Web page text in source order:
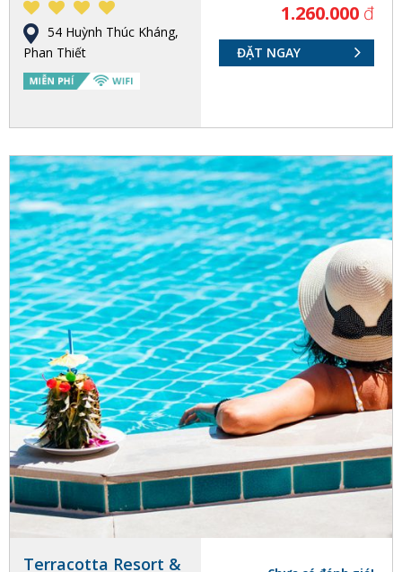
54 Huỳnh Thúc Kháng,
Phan Thiết
1.260.000 đ
ĐẶT NGAY
Terracotta Resort &